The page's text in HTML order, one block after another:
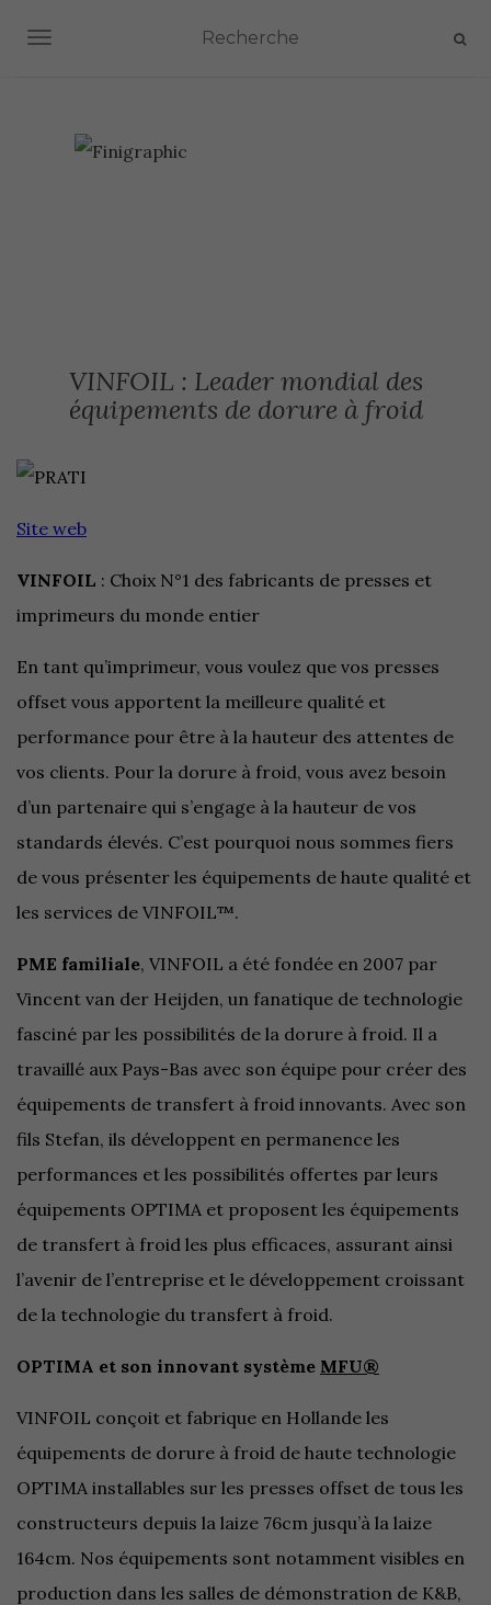
AFFICHER/MASQUER LA NAVIGATION
VINFOIL : Leader mondial des
équipements de dorure à froid
Site web
VINFOIL : Choix N°1 des fabricants de presses et
imprimeurs du monde entier
En tant qu’imprimeur, vous voulez que vos presses
offset vous apportent la meilleure qualité et
performance pour être à la hauteur des attentes de
vos clients. Pour la dorure à froid, vous avez besoin
d’un partenaire qui s’engage à la hauteur de vos
standards élevés. C’est pourquoi nous sommes fiers
de vous présenter les équipements de haute qualité et
les services de VINFOIL™.
PME familiale, VINFOIL a été fondée en 2007 par
Vincent van der Heijden, un fanatique de technologie
fasciné par les possibilités de la dorure à froid. Il a
travaillé aux Pays-Bas avec son équipe pour créer des
équipements de transfert à froid innovants. Avec son
fils Stefan, ils développent en permanence les
performances et les possibilités offertes par leurs
équipements OPTIMA et proposent les équipements
de transfert à froid les plus efficaces, assurant ainsi
l’avenir de l’entreprise et le développement croissant
de la technologie du transfert à froid.
OPTIMA et son innovant système MFU®
VINFOIL conçoit et fabrique en Hollande les
équipements de dorure à froid de haute technologie
OPTIMA installables sur les presses offset de tous les
constructeurs depuis la laize 76cm jusqu’à la laize
164cm. Nos équipements sont notamment visibles en
production dans les salles de démonstration de K&B,